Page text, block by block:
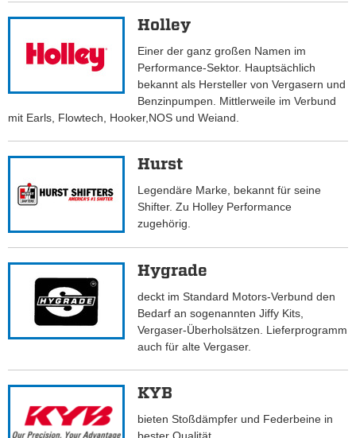
Holley
Einer der ganz großen Namen im
Performance-Sektor. Hauptsächlich
bekannt als Hersteller von Vergasern und
Benzinpumpen. Mittlerweile im Verbund
mit Earls, Flowtech, Hooker,NOS und Weiand.
Hurst
Legendäre Marke, bekannt für seine
Shifter. Zu Holley Performance
zugehörig.
Hygrade
deckt im Standard Motors-Verbund den
Bedarf an sogenannten Jiffy Kits,
Vergaser-Überholsätzen. Lieferprogramm
auch für alte Vergaser.
KYB
bieten Stoßdämpfer und Federbeine in